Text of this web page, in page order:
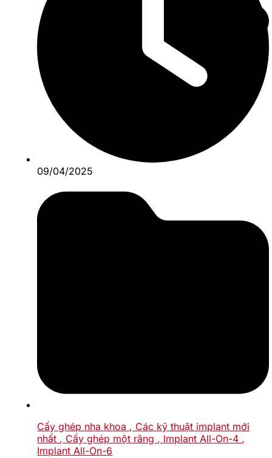
09/04/2025
Cấy ghép nha khoa , Các kỹ thuật implant mới
nhất , Cấy ghép một răng , Implant All-On-4 ,
Implant All-On-6